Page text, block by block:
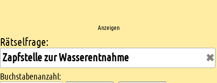
Anzeigen
Kreuzworträtsel suchen
Rätselfrage:
Buchstabenanzahl: